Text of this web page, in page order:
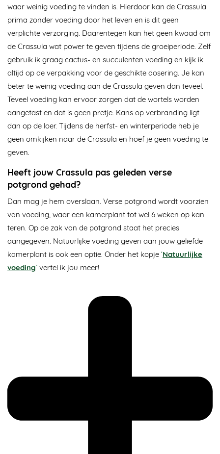
waar weinig voeding te vinden is. Hierdoor kan de Crassula
prima zonder voeding door het leven en is dit geen
verplichte verzorging. Daarentegen kan het geen kwaad om
de Crassula wat power te geven tijdens de groeiperiode. Zelf
gebruik ik graag cactus- en succulenten voeding en kijk ik
altijd op de verpakking voor de geschikte dosering. Je kan
beter te weinig voeding aan de Crassula geven dan teveel.
Teveel voeding kan ervoor zorgen dat de wortels worden
aangetast en dat is geen pretje. Kans op verbranding ligt
dan op de loer. Tijdens de herfst- en winterperiode heb je
geen omkijken naar de Crassula en hoef je geen voeding te
geven.
Heeft jouw Crassula pas geleden verse
potgrond gehad?
Dan mag je hem overslaan. Verse potgrond wordt voorzien
van voeding, waar een kamerplant tot wel 6 weken op kan
teren. Op de zak van de potgrond staat het precies
aangegeven. Natuurlijke voeding geven aan jouw geliefde
kamerplant is ook een optie. Onder het kopje ‘Natuurlijke
voeding’ vertel ik jou meer!